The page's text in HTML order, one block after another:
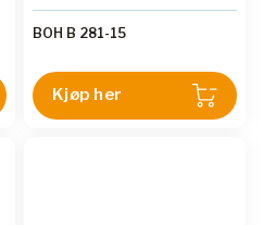
BOH B 281-15
Kjøp her